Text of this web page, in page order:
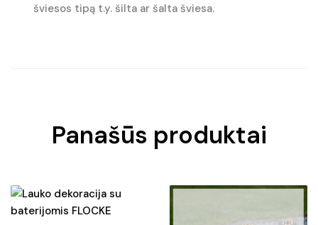
šviesos tipą t.y. šilta ar šalta šviesa.
Panašūs produktai